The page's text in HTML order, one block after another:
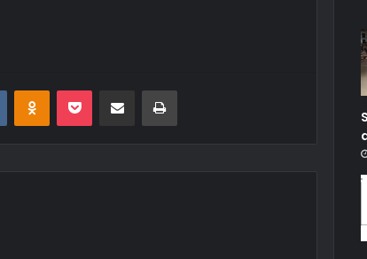
VKontakteOdnoklassniki
Pocket E-Posta ile paylaş Yazdır